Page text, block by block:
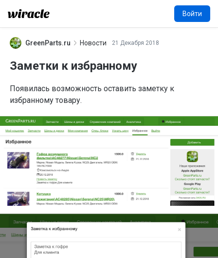
Войти
G GreenParts.ru Новости 21 Декабря 2018
Заметки к избранному
Появилась возможность оставить заметку к
избранному товару.